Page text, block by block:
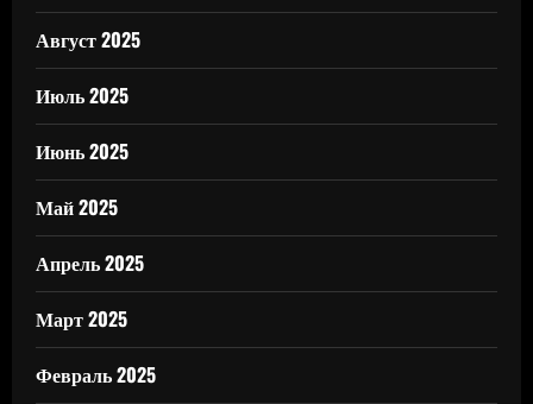
Август 2025
Июль 2025
Июнь 2025
Май 2025
Апрель 2025
Март 2025
Февраль 2025